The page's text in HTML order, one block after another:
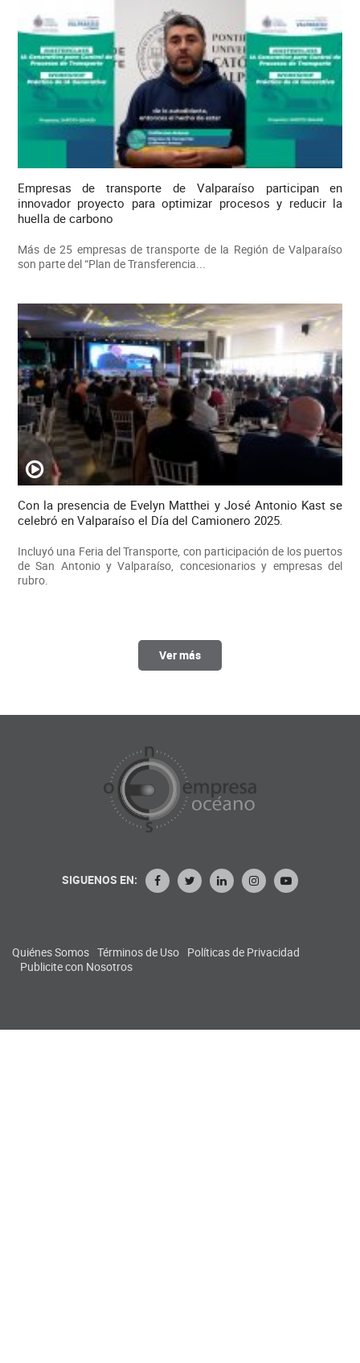
Empresas de transporte de Valparaíso participan en
innovador proyecto para optimizar procesos y reducir la
huella de carbono
Más de 25 empresas de transporte de la Región de Valparaíso
son parte del “Plan de Transferencia...
Con la presencia de Evelyn Matthei y José Antonio Kast se
celebró en Valparaíso el Día del Camionero 2025.
Incluyó una Feria del Transporte, con participación de los puertos
de San Antonio y Valparaíso, concesionarios y empresas del
rubro.
Ver más
SIGUENOS EN:
Quiénes Somos Términos de Uso Políticas de Privacidad
Publicite con Nosotros